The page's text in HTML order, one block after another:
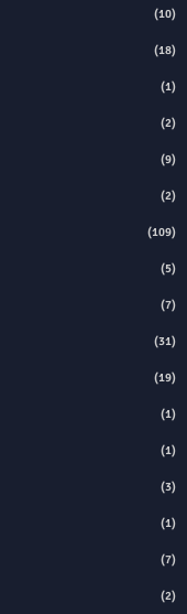
(10)
(18)
(1)
(2)
(9)
(2)
(109)
(5)
(7)
(31)
(19)
(1)
(1)
(3)
(1)
(7)
(2)